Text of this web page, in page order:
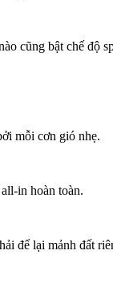
cũng bật chế độ
mỗi cơn gió nhẹ.
in hoàn toàn.
để lại mảnh đất